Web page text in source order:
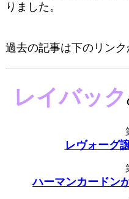
りました。
過去の記事は下のリンク
レイバック
レヴォーグ
ハーマンカードン